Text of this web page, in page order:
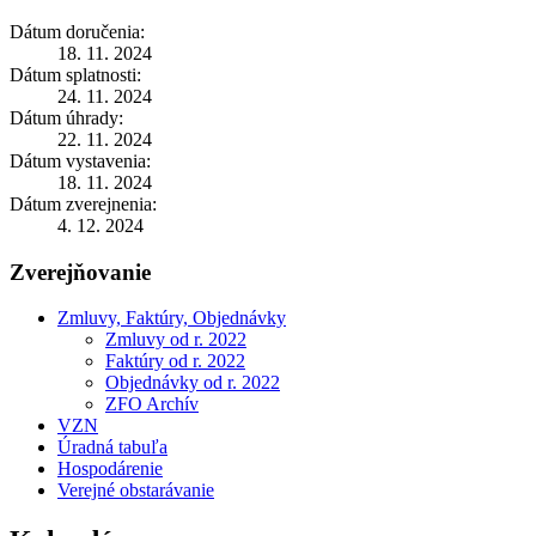
Dátum doručenia:
18. 11. 2024
Dátum splatnosti:
24. 11. 2024
Dátum úhrady:
22. 11. 2024
Dátum vystavenia:
18. 11. 2024
Dátum zverejnenia:
4. 12. 2024
Zverejňovanie
Zmluvy, Faktúry, Objednávky
Zmluvy od r. 2022
Faktúry od r. 2022
Objednávky od r. 2022
ZFO Archív
VZN
Úradná tabuľa
Hospodárenie
Verejné obstarávanie